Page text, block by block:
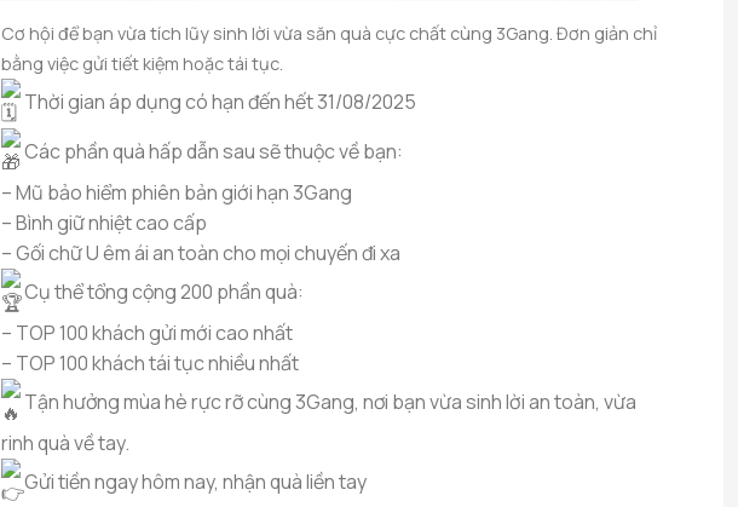
Cơ hội để bạn vừa tích lũy sinh lời vừa săn quà cực chất cùng 3Gang. Đơn giản chỉ
bằng việc gửi tiết kiệm hoặc tái tục.
Thời gian áp dụng có hạn đến hết 31/08/2025
Các phần quà hấp dẫn sau sẽ thuộc về bạn:
– Mũ bảo hiểm phiên bản giới hạn 3Gang
– Bình giữ nhiệt cao cấp
– Gối chữ U êm ái an toàn cho mọi chuyến đi xa
Cụ thể tổng cộng 200 phần quà:
– TOP 100 khách gửi mới cao nhất
– TOP 100 khách tái tục nhiều nhất
Tận hưởng mùa hè rực rỡ cùng 3Gang, nơi bạn vừa sinh lời an toàn, vừa
rinh quà về tay.
Gửi tiền ngay hôm nay, nhận quà liền tay